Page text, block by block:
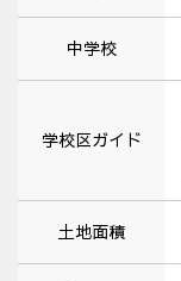
中学校
学校区ガイド
土地面積